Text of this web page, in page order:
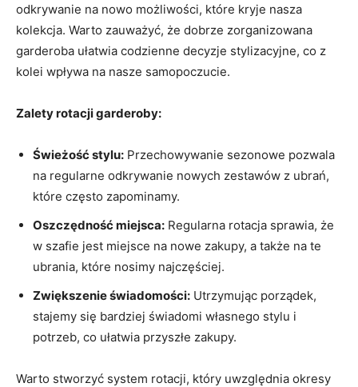
odkrywanie na ​nowo‍ możliwości, które⁤ kryje nasza
kolekcja. Warto zauważyć,⁤ że dobrze zorganizowana
garderoba‍ ułatwia ‌codzienne decyzje stylizacyjne, co z
kolei wpływa na nasze⁢ samopoczucie.
Zalety ⁢rotacji garderoby:
Świeżość stylu: Przechowywanie sezonowe ‍pozwala
na⁢ regularne odkrywanie nowych zestawów z⁢ ubrań, ​
które często zapominamy.
Oszczędność miejsca: Regularna rotacja sprawia,‍ że
w szafie jest miejsce na nowe zakupy, a⁢ także ⁣na te
ubrania, które nosimy najczęściej.
Zwiększenie świadomości: Utrzymując porządek,
stajemy się bardziej świadomi własnego stylu‌ i
potrzeb, ​co ułatwia ‍przyszłe zakupy.
Warto ​stworzyć system rotacji, który uwzględnia okresy